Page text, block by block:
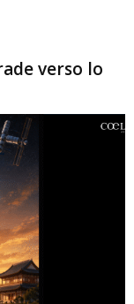
verso lo